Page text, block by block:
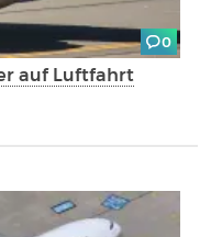
0
auf Luftfahrt